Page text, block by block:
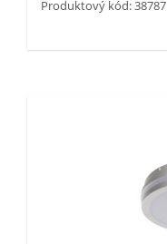
Produktový kód: 38787